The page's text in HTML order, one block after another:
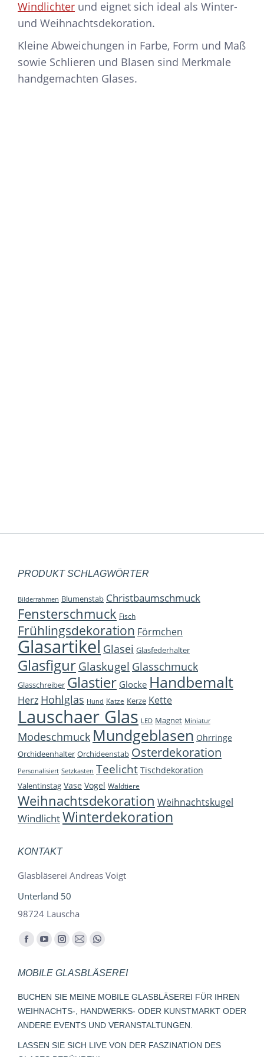
Windlichter und eignet sich ideal als Winter-
und Weihnachtsdekoration.
Kleine Abweichungen in Farbe, Form und Maß
sowie Schlieren und Blasen sind Merkmale
handgemachten Glases.
PRODUKT SCHLAGWÖRTER
Bilderrahmen Blumenstab Christbaumschmuck
Fensterschmuck Fisch
Frühlingsdekoration Förmchen
Glasartikel Glasei Glasfederhalter
Glasfigur Glaskugel Glasschmuck
Glasschreiber Glastier Glocke Handbemalt
Herz Hohlglas Hund Katze Kerze Kette
Lauschaer Glas LED Magnet Miniatur
Modeschmuck Mundgeblasen Ohrringe
Orchideenhalter Orchideenstab Osterdekoration
Personalisiert Setzkasten Teelicht Tischdekoration
Valentinstag Vase Vogel Waldtiere
Weihnachtsdekoration Weihnachtskugel
WindlichtWinterdekoration
KONTAKT
Glasbläserei Andreas Voigt
Unterland 50
98724 Lauscha
Finden Sie uns auf:
Facebook
opens
in
new
window
YouTube
opens
in
new
window
Instagram
opens
in
new
window
E-
page
opens
in
new
Whatsapp
opens
in
new
window
MOBILE GLASBLÄSEREI
BUCHEN SIE MEINE MOBILE GLASBLÄSEREI FÜR IHREN
WEIHNACHTS-, HANDWERKS- ODER KUNSTMARKT ODER
ANDERE EVENTS UND VERANSTALTUNGEN.
LASSEN SIE SICH LIVE VON DER FASZINATION DES